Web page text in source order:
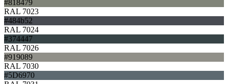
#818479
RAL 7023
#484b52
RAL 7024
#374447
RAL 7026
#919089
RAL 7030
#5D6970